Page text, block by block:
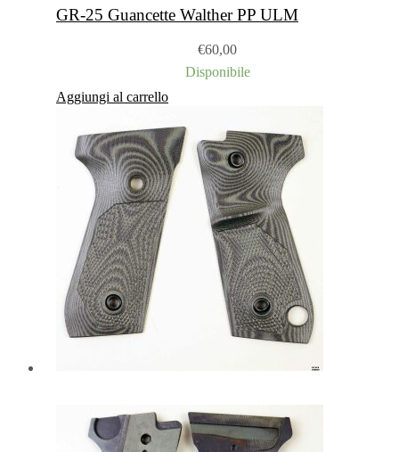
GR-25 Guancette Walther PP ULM
€60,00
Disponibile
Aggiungi al carrello